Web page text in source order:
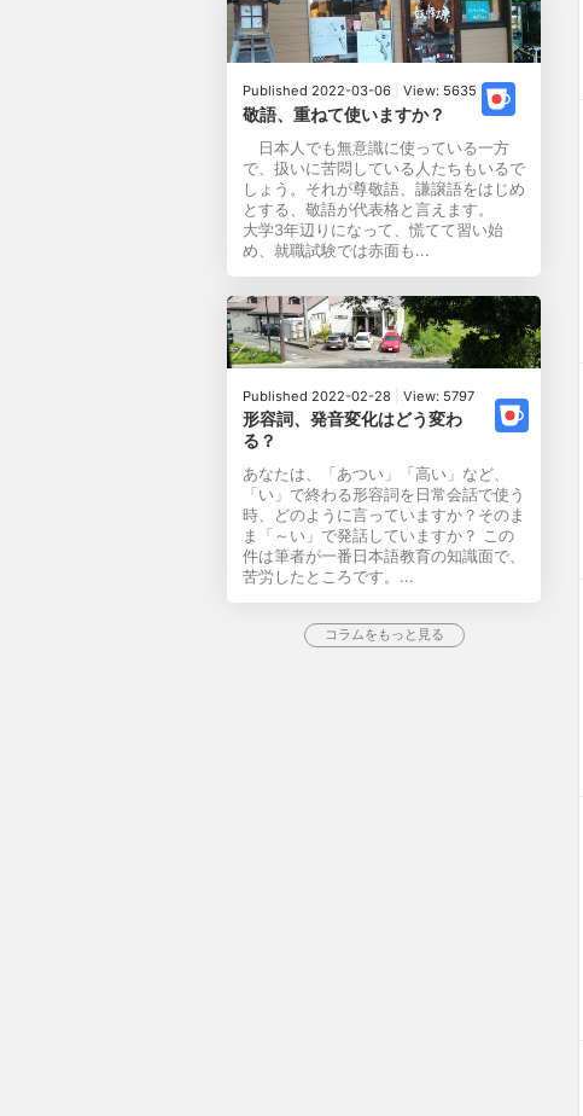
Published 2022-03-06 View: 5635
敬語、重ねて使いますか？
日本人でも無意識に使っている一方
で、扱いに苦悶している人たちもいるで
しょう。それが尊敬語、謙譲語をはじめ
とする、敬語が代表格と言えます。
大学3年辺りになって、慌てて習い始
め、就職試験では赤面も...
Published 2022-02-28 View: 5797
形容詞、発音変化はどう変わ
る？
あなたは、「あつい」「高い」など、
「い」で終わる形容詞を日常会話で使う
時、どのように言っていますか？そのま
ま「～い」で発話していますか？ この
件は筆者が一番日本語教育の知識面で、
苦労したところです。...
コラムをもっと見る